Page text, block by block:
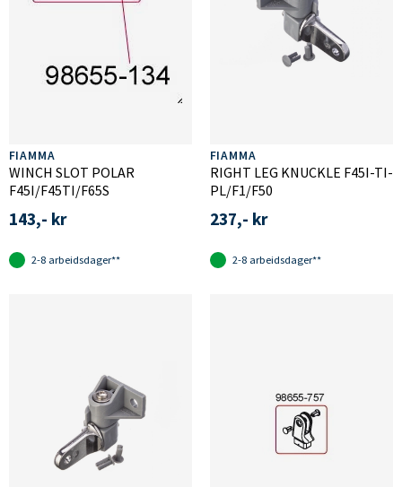
FIAMMA
WINCH SLOT POLAR
F45I/F45TI/F65S
143,- kr
2-8 arbeidsdager**
FIAMMA
RIGHT LEG KNUCKLE F45I-TI-
PL/F1/F50
237,- kr
2-8 arbeidsdager**